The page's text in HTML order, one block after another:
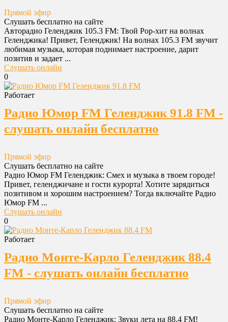
Прямой эфир
Слушать бесплатно на сайте
Авторадио Геленджик 105.3 FM: Твой Pop-хит на волнах
Геленджика! Привет, Геленджик! На волнах 105.3 FM звучит
любимая музыка, которая поднимает настроение, дарит
позитив и задает ...
Слушать онлайн
0
Работает
Радио Юмор FM Геленджик 91.8 FM -
слушать онлайн бесплатно
Прямой эфир
Слушать бесплатно на сайте
Радио Юмор FM Геленджик: Смех и музыка в твоем городе!
Привет, геленджичане и гости курорта! Хотите зарядиться
позитивом и хорошим настроением? Тогда включайте Радио
Юмор FM ...
Слушать онлайн
0
Работает
Радио Монте-Карло Геленджик 88.4
FM - слушать онлайн бесплатно
Прямой эфир
Слушать бесплатно на сайте
Радио Монте-Карло Геленджик: Звуки лета на 88.4 FM!